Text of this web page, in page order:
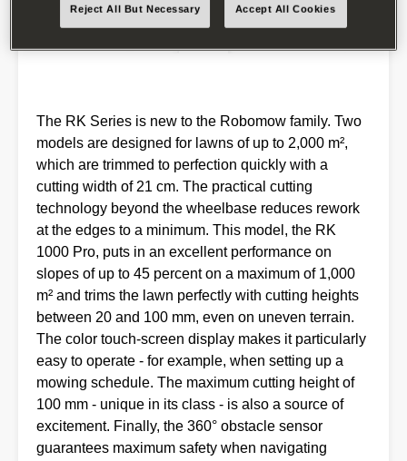
The RK Series is new to the Robomow family. Two
models are designed for lawns of up to 2,000 m²,
which are trimmed to perfection quickly with a
cutting width of 21 cm. The practical cutting
technology beyond the wheelbase reduces rework
at the edges to a minimum. This model, the RK
1000 Pro, puts in an excellent performance on
slopes of up to 45 percent on a maximum of 1,000
m² and trims the lawn perfectly with cutting heights
between 20 and 100 mm, even on uneven terrain.
The color touch-screen display makes it particularly
easy to operate - for example, when setting up a
mowing schedule. The maximum cutting height of
100 mm - unique in its class - is also a source of
excitement. Finally, the 360° obstacle sensor
guarantees maximum safety when navigating
Reject All But Necessary Accept All Cookies